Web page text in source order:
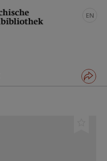
EN